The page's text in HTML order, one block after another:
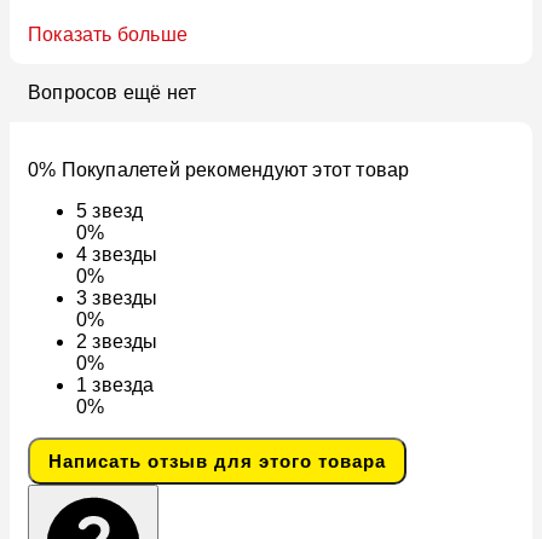
Показать больше
Вопросов ещё нет
0% Покупалетей рекомендуют этот товар
5звезд
0%
4звезды
0%
3звезды
0%
2звезды
0%
1звезда
0%
Написать отзыв для этого товара